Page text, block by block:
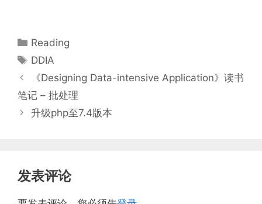
分
类
Reading
标
签
DDIA
《Designing Data-intensive Application》读书
笔记 – 批处理
升级php至7.4版本
发表评论